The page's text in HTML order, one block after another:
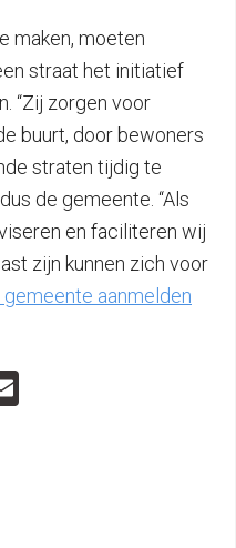
maken, moeten
straat het initiatief
“Zij zorgen voor
buurt, door bewoners
straten tijdig te
de gemeente. “Als
en faciliteren wij
zijn kunnen zich voor
aanmelden